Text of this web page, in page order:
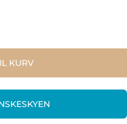
KURV